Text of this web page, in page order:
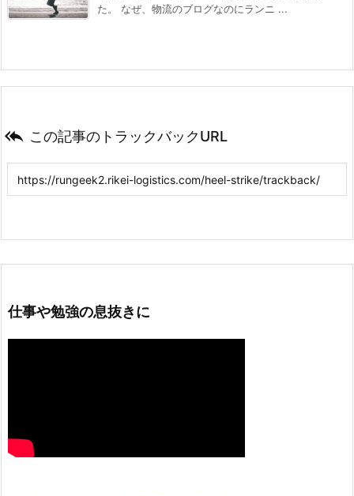
た。 なぜ、物流のブログなのにランニ ...
 この記事のトラックバックURL
仕事や勉強の息抜きに